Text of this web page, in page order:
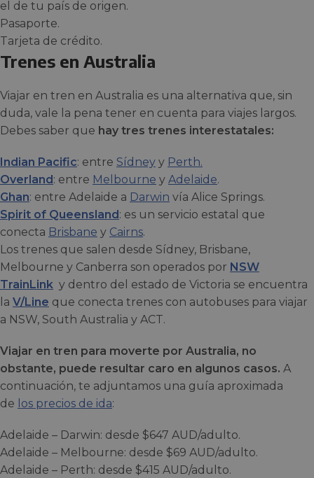
el de tu país de origen.
Pasaporte.
Tarjeta de crédito.
Trenes en Australia
Viajar en tren en Australia es una alternativa que, sin
duda, vale la pena tener en cuenta para viajes largos.
Debes saber que hay tres trenes interestatales:
Indian Pacific: entre Sídney y Perth.
Overland: entre Melbourne y Adelaide.
Ghan: entre Adelaide a Darwin vía Alice Springs.
Spirit of Queensland: es un servicio estatal que
conecta Brisbane y Cairns.
Los trenes que salen desde Sídney, Brisbane,
Melbourne y Canberra son operados por NSW
TrainLink y dentro del estado de Victoria se encuentra
la V/Line que conecta trenes con autobuses para viajar
a NSW, South Australia y ACT.
Viajar en tren para moverte por Australia, no
obstante, puede resultar caro en algunos casos. A
continuación, te adjuntamos una guía aproximada
de los precios de ida:
Adelaide – Darwin: desde $647 AUD/adulto.
Adelaide – Melbourne: desde $69 AUD/adulto.
Adelaide – Perth: desde $415 AUD/adulto.